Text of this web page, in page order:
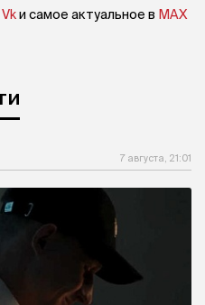
Vkи самое актуальное в MAX
7 августа, 21:01